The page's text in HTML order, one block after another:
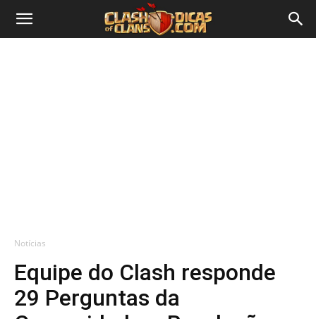
Notícias
Equipe do Clash responde
29 Perguntas da